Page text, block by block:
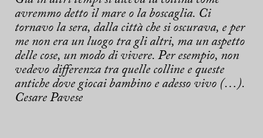
avremmo detto il mare o la boscaglia. Ci
tornavo la sera, dalla città che si oscurava, e per
me non era un luogo tra gli altri, ma un aspetto
delle cose, un modo di vivere. Per esempio, non
vedevo differenza tra quelle colline e queste
antiche dove giocai bambino e adesso vivo (…).
Cesare Pavese